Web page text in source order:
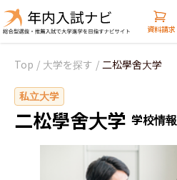
資料請求
Top / 大学を探す / 二松學舍大学
私立大学
二松學舍大学 学校情報